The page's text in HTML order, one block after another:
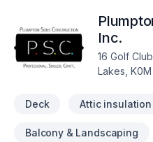
Inc.
16 Golf
Lakes, K0M
Deck Attic insulation
Balcony & Landscaping